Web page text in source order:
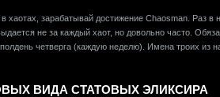
хаотах, зарабатывай достижение Chaosman. Раз
не за каждый хаот, но довольно часто.
четверга (каждую неделю). Имена троих
ВИДА СТАТОВЫХ ЭЛИКСИРА